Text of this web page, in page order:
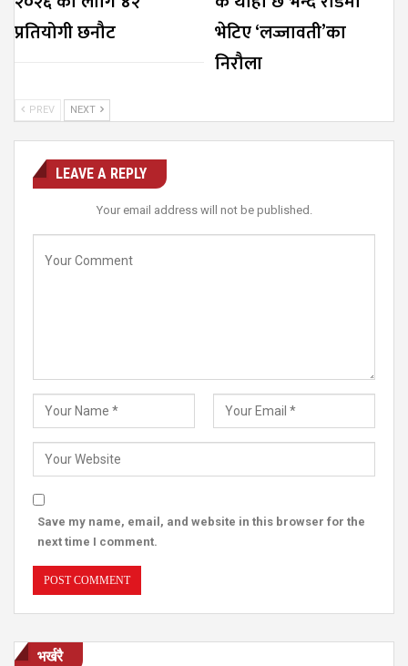
प्रतियोगी छनौट
भेटिए ‘लज्जावती’का
निरौला
PREV NEXT
LEAVE A REPLY
Your email address will not be published.
Save my name, email, and website in this browser for the
next time I comment.
भर्खरै